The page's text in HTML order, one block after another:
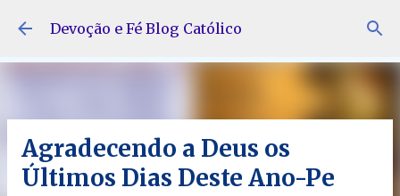
Pular para o conteúdo principal
Devoção e Fé Blog Católico
Agradecendo a Deus os
Últimos Dias Deste Ano-Pe